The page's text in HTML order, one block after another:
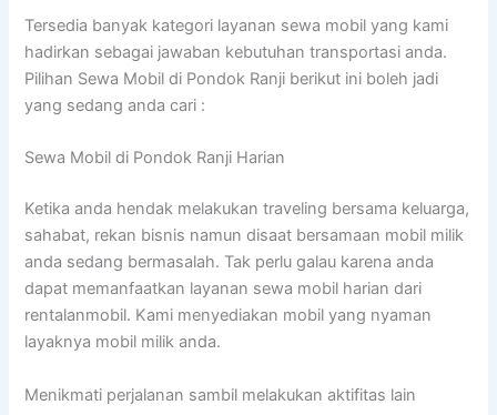
Tersedia banyak kategori layanan sewa mobil yang kami
hadirkan sebagai jawaban kebutuhan transportasi anda.
Pilihan Sewa Mobil di Pondok Ranji berikut ini boleh jadi
yang sedang anda cari :
Sewa Mobil di Pondok Ranji Harian
Ketika anda hendak melakukan traveling bersama keluarga,
sahabat, rekan bisnis namun disaat bersamaan mobil milik
anda sedang bermasalah. Tak perlu galau karena anda
dapat memanfaatkan layanan sewa mobil harian dari
rentalanmobil. Kami menyediakan mobil yang nyaman
layaknya mobil milik anda.
Menikmati perjalanan sambil melakukan aktifitas lain